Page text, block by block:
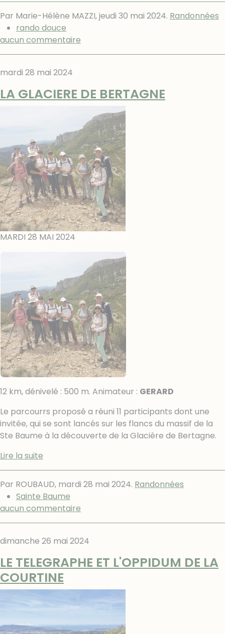
Par Marie-Hélène MAZZI,jeudi 30 mai 2024. Randonnées
rando douce
aucun commentaire
mardi 28 mai 2024
LA GLACIERE DE BERTAGNE
MARDI 28 MAI 2024
12 km, dénivelé : 500 m. Animateur : GERARD
Le parcourrs proposé a réuni 11 participants dont une
invitée, qui se sont lancés sur les flancs du massif de la
Ste Baume à la découverte de la Glacière de Bertagne.
Lire la suite
Par ROUBAUD, mardi 28 mai 2024. Randonnées
Sainte Baume
aucun commentaire
dimanche 26 mai 2024
LE TELEGRAPHE ET L'OPPIDUM DE LA
COURTINE